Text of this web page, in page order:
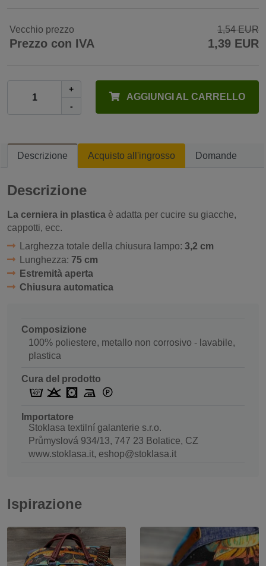
Vecchio prezzo 1,54 EUR
Prezzo con IVA 1,39 EUR
+
-
AGGIUNGI AL CARRELLO
Descrizione Acquisto all'ingrosso Domande
Descrizione
La cerniera in plastica è adatta per cucire su giacche,
cappotti, ecc.
Larghezza totale della chiusura lampo: 3,2 cm
Lunghezza: 75 cm
Estremità aperta
Chiusura automatica
Composizione
100% poliestere, metallo non corrosivo - lavabile,
plastica
Cura del prodotto
Importatore
Stoklasa textilní galanterie s.r.o.
Průmyslová 934/13, 747 23 Bolatice, CZ
www.stoklasa.it, eshop@stoklasa.it
Ispirazione